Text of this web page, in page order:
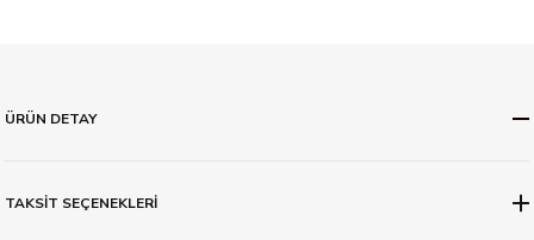
ÜRÜN DETAY
TAKSİT SEÇENEKLERİ